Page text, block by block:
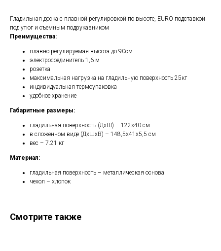
Гладильная доска с плавной регулировкой по высоте, EURO подставкой
под утюг и съемным подрукавником
Преимущества:
плавно регулируемая высота до 90см
электросоединитель 1,6 м
розетка
максимальная нагрузка на гладильную поверхность 25кг
индивидуальная термоупаковка
удобное хранение
Габаритные размеры:
гладильная поверхность (ДхШ) – 122х40 см
в сложенном виде (ДхШхВ) – 148,5х41х5,5 см
вес – 7.21 кг
Материал:
гладильная поверхность – металлическая основа
чехол – хлопок
Смотрите также